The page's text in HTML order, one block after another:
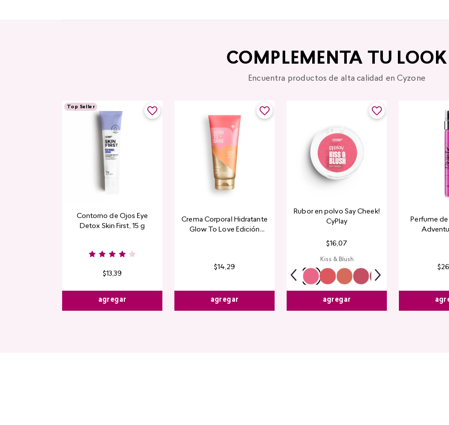
COMPLEMENTA TU LOOK
Encuentra productos de alta calidad en Cyzone
Top Seller
Contorno de Ojos Eye
Detox Skin First, 15 g
$13,39
agregar
Crema Corporal Hidratante
Glow To Love Edición
$14,29
agregar
Rubor en polvo Say Cheek!
CyPlay
$16,07
Kiss & Blush
agregar
Perfume
$26